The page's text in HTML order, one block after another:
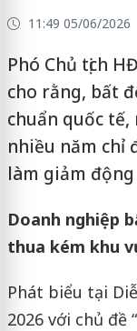
11:49 05/06/2026
Phó Chủ tịch
cho rằng, bất
chuẩn quốc
nhiều năm chỉ
làm giảm
Doanh nghiệp
thua kém khu
Phát biểu tại
2026 với chủ đề